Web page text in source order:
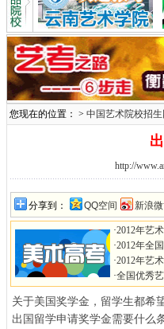
您现在的位置： > 中国艺术院校招生
http://
分享到： QQ空间 新浪
·2012年艺
·2012年全
·2012年艺
·全国优秀
关于美国奖学金，留学生都希
出国留学申请奖学金需要什么